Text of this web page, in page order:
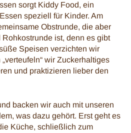
sorgt Kiddy Food, ein
speziell für Kinder. Am
Obstrunde, die aber
ist, denn es gibt
Speisen verzichten wir
wir Zuckerhaltiges
und praktizieren lieber den
backen wir auch mit unseren
was dazu gehört. Erst geht es
Küche, schließlich zum